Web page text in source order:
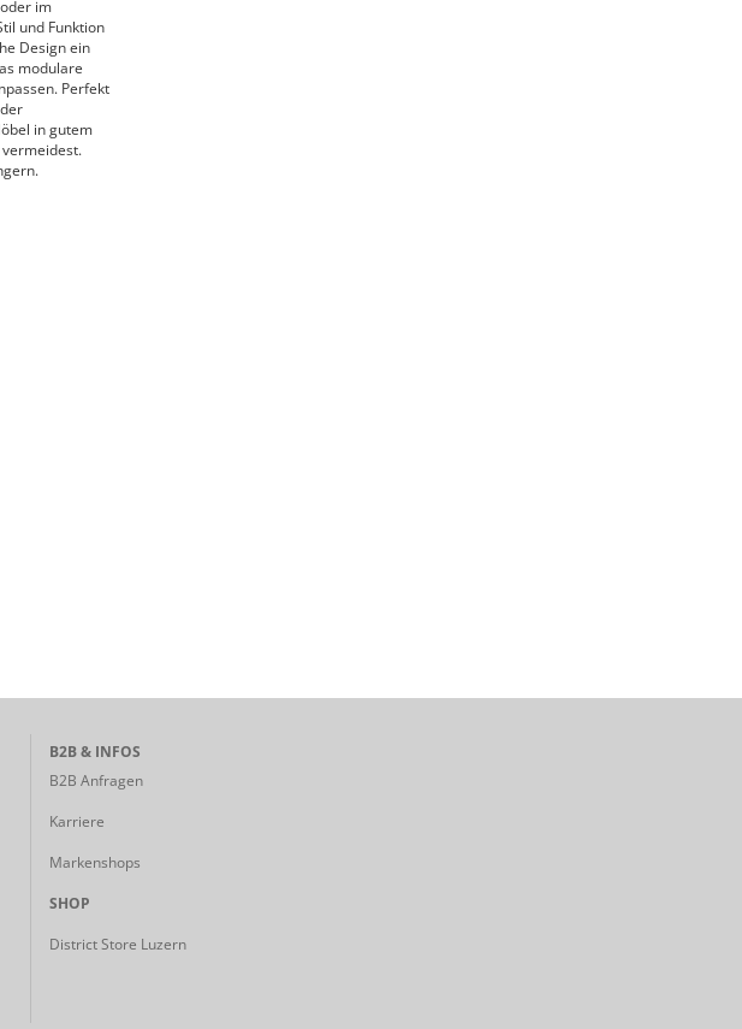
im
und Funktion
Design ein
modulare
Perfekt
in gutem
B2B & INFOS
B2B Anfragen
Karriere
Markenshops
SHOP
District Store Luzern